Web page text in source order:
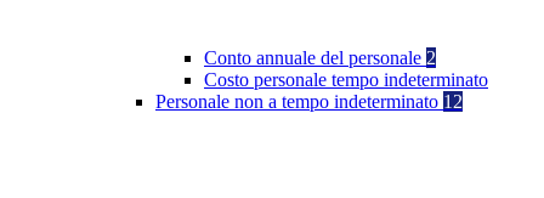
Conto annuale del personale 2
Costo personale tempo indeterminato
Personale non a tempo indeterminato 12